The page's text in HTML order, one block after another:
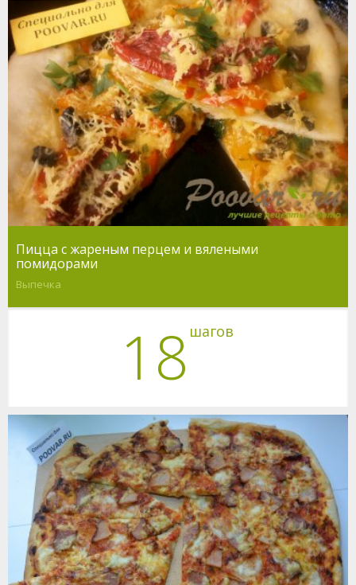
Пицца с жареным перцем и вялеными
помидорами
Выпечка
18 шагов